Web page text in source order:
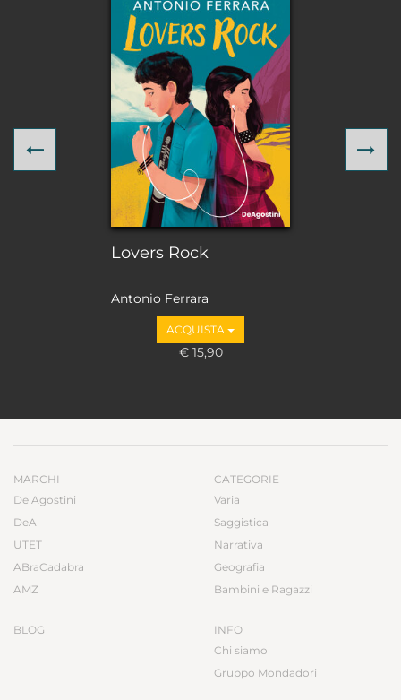
Lovers Rock
Antonio Ferrara
ACQUISTA
€ 15,90
Previous
MARCHI
De Agostini
DeA
UTET
ABraCadabra
AMZ
BLOG
CATEGORIE
Varia
Saggistica
Narrativa
Geografia
Bambini e Ragazzi
INFO
Chi siamo
Gruppo Mondadori